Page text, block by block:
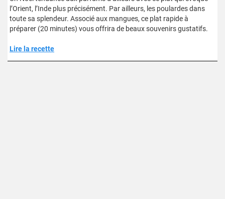
l’Orient, l’Inde plus précisément. Par ailleurs, les poulardes dans
toute sa splendeur. Associé aux mangues, ce plat rapide à
préparer (20 minutes) vous offrira de beaux souvenirs gustatifs.
Lire la recette